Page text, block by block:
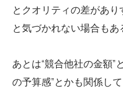
とクオリティの差があ
と気づかれない場合もあ
あとは“競合他社の金額”
の予算感”とかも関係して